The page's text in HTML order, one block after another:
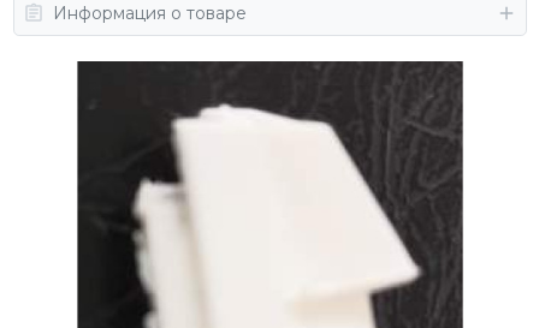
Информация о товаре